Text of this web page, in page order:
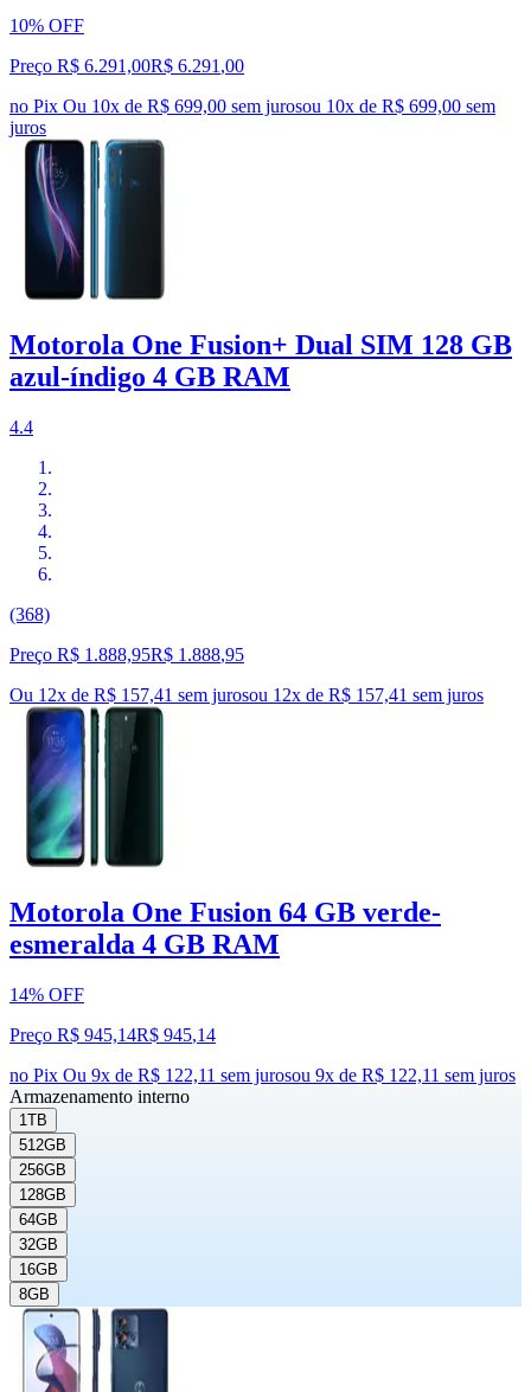
10% OFF
Preço R$ 6.291,00R$ 6.291 ,00
no Pix Ou 10x de R$ 699,00 sem jurosou 10x de R$ 699,00 sem
juros
Motorola One Fusion+ Dual SIM 128 GB
azul-índigo 4 GB RAM
4.4
(368)
Preço R$ 1.888,95R$ 1.888,95
Ou 12x de R$ 157,41 sem jurosou 12x de R$ 157,41 sem juros
Motorola One Fusion 64 GB verde-
esmeralda 4 GB RAM
14% OFF
Preço R$ 945,14R$ 945,14
no Pix Ou 9x de R$ 122,11 sem jurosou 9x de R$ 122,11 sem juros
Armazenamento interno
1TB
512GB
256GB
128GB
64GB
32GB
16GB
8GB